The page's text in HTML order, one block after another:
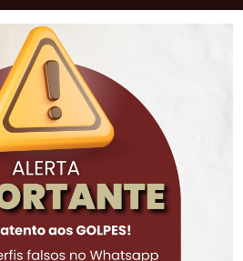
função natural é impor o
a má ação."
(51) 3341-7972
(51) 3061-0252
(51) 99973-6308